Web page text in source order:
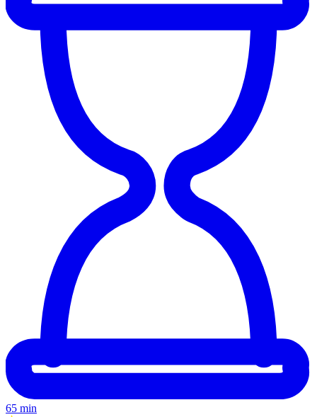
65 min